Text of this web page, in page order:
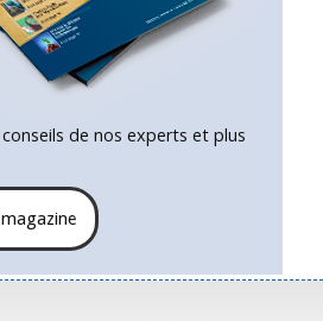
de nos experts et plus